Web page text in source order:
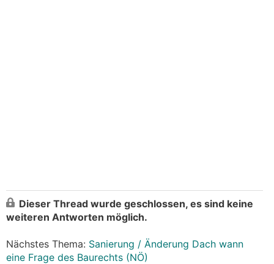
Dieser Thread wurde geschlossen, es sind keine
weiteren Antworten möglich.
Nächstes Thema: Sanierung / Änderung Dach wann
eine Frage des Baurechts (NÖ)